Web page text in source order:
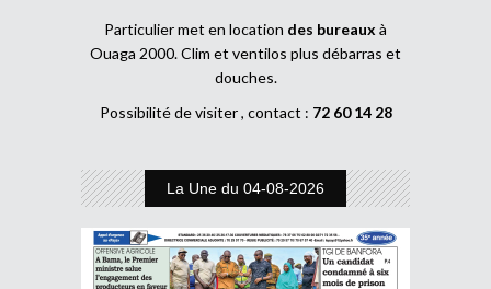
Particulier met en location des bureaux à
Ouaga 2000. Clim et ventilos plus débarras et
douches.
Possibilité de visiter , contact : 72 60 14 28
La Une du 04-08-2026